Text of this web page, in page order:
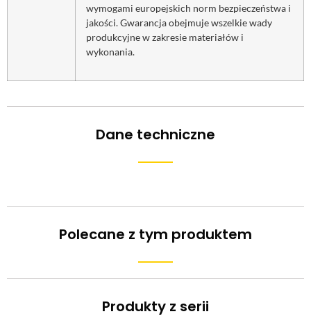
wymogami europejskich norm bezpieczeństwa i
jakości. Gwarancja obejmuje wszelkie wady
produkcyjne w zakresie materiałów i
wykonania.
Dane techniczne
Polecane z tym produktem
Produkty z serii